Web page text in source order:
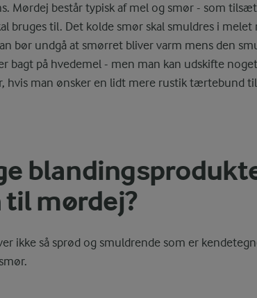
Mørdej består typisk af mel og smør - som
bruges til. Det kolde smør skal smuldres i
bør undgå at smørret bliver varm mens den
bagt på hvedemel - men man kan udskifte
hvis man ønsker en lidt mere rustik tærtebund
mørdej?
ikke så sprød og smuldrende som er